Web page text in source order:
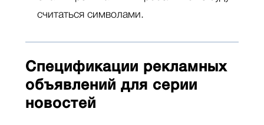
считаться символами.
Спецификации рекламных
объявлений для серии
новостей